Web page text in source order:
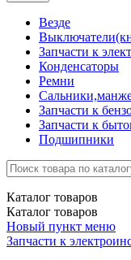
Везде
Запчасти к
Конденсаторы
Ремни
Запчасти к
Запчасти к
Подшипники
Каталог товаров
Каталог товаров
Новый пункт меню
Запчасти к